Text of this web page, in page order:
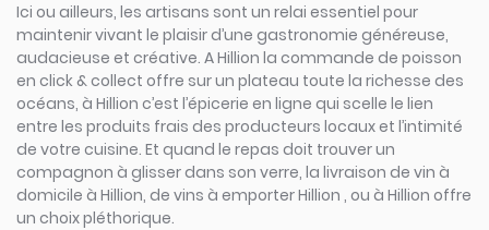
Ici ou ailleurs, les artisans sont un relai essentiel pour
maintenir vivant le plaisir d’une gastronomie généreuse,
audacieuse et créative. A Hillion la commande de poisson
en click & collect offre sur un plateau toute la richesse des
océans, à Hillion c’est l’épicerie en ligne qui scelle le lien
entre les produits frais des producteurs locaux et l’intimité
de votre cuisine. Et quand le repas doit trouver un
compagnon à glisser dans son verre, la livraison de vin à
domicile à Hillion, de vins à emporter Hillion , ou à Hillion offre
un choix pléthorique.